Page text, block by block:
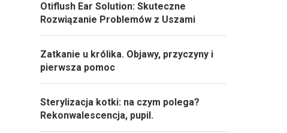
Otiflush Ear Solution: Skuteczne
Rozwiązanie Problemów z Uszami
Zatkanie u królika. Objawy, przyczyny i
pierwsza pomoc
Sterylizacja kotki: na czym polega?
Rekonwalescencja, pupil.